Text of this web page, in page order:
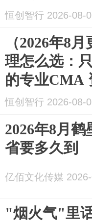
室内空气及
恒创智行 2026-08-
（2026年8
理怎么选：
的专业
森安醛甲醛
恒创智行 2026-08-
2026年8月
省要多久到
亿佰文化传媒
"烟火气"里